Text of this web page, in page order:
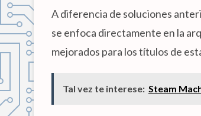
A diferencia de soluciones
se enfoca directamente en la
mejorados para los títulos de
Tal vez te interese: Steam